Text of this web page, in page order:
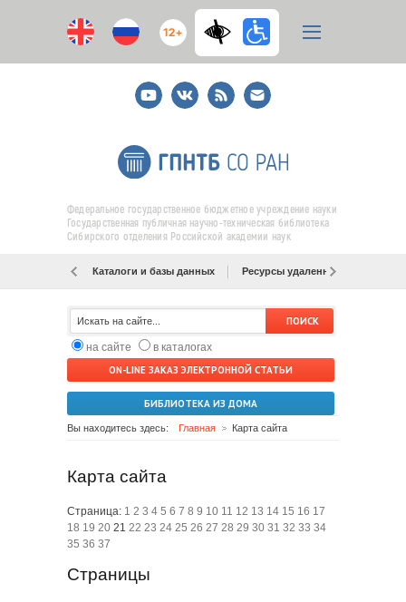
12+
YoutubeВКонтакте
RSS
E-
mail
подписка
Федеральное государственное бюджетное учреждение науки
Государственная публичная научно-техническая библиотека
Сибирского отделения Российской академии наук
Каталоги и базы данных Ресурсы удаленного доступа
на сайте
в каталогах
ON-LINE ЗАКАЗ ЭЛЕКТРОННОЙ СТАТЬИ
БИБЛИОТЕКА ИЗ ДОМА
Вы находитесь здесь: Главная Карта сайта
Карта сайта
Страница: 1 2 3 4 5 6 7 8 9 10 11 12 13 14 15 16 17
18 19 20 21 22 23 24 25 26 27 28 29 30 31 32 33 34
35 36 37
Страницы